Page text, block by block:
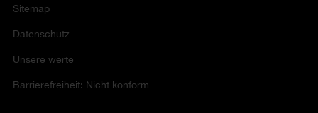
Sitemap
Datenschutz
Unsere werte
Barrierefreiheit: Nicht konform